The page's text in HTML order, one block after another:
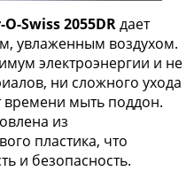
Swiss 2055DRдает
увлаженным воздухом.
электроэнергии и не
ни сложного ухода
времени мыть поддон.
из
пластика, что
и безопасность.